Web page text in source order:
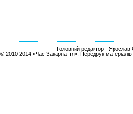
Головний редактор - Ярослав
© 2010-2014 «Час Закарпаття». Передрук